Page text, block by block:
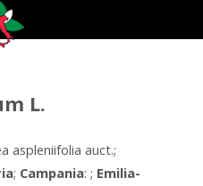
L.
aspleniifolia auct.;
; Campania: ; Emilia-